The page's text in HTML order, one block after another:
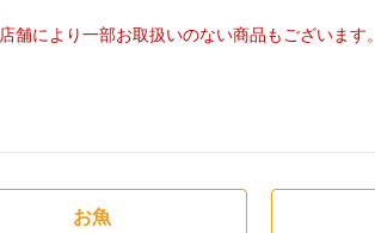
店舗により一部お取扱いのない商品もございます。
お魚